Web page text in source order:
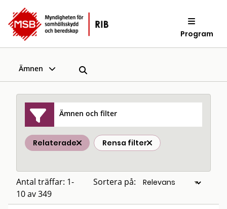
Program
Ämnen
Ämnen och filter
Relaterade Rensa filter
Antal träffar: 1-
10 av 349
Sortera på: